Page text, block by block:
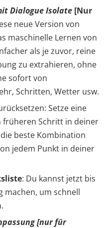
Dialogue Isolate [Nur
neue Version von
maschinelle Lernen von
als je zuvor, reine
zu extrahieren, ohne
sofort von
Schritten, Wetter usw.
Setze eine
früheren Schritt in deiner
beste Kombination
jedem Punkt in deiner
: Du kannst jetzt bis
machen, um schnell
[nur für